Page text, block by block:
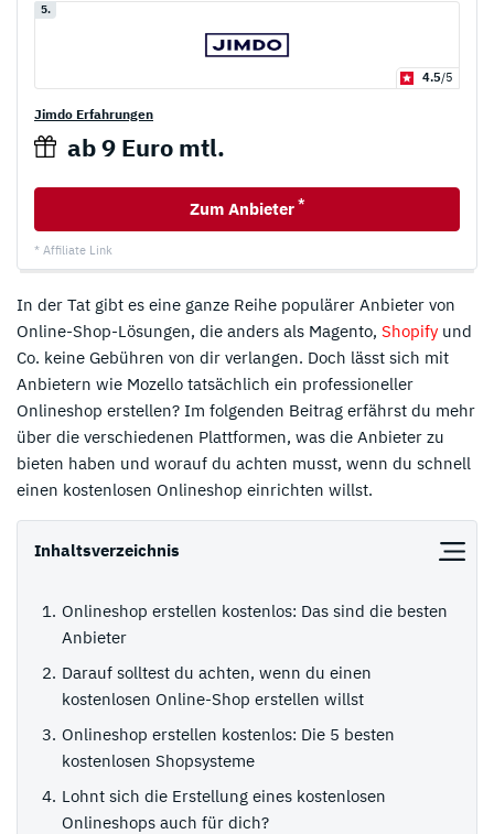
5.
4.5/5
Jimdo Erfahrungen
ab 9 Euro mtl.
Zum Anbieter *
* Affiliate Link
In der Tat gibt es eine ganze Reihe populärer Anbieter von
Online-Shop-Lösungen, die anders als Magento, Shopify und
Co. keine Gebühren von dir verlangen. Doch lässt sich mit
Anbietern wie Mozello tatsächlich ein professioneller
Onlineshop erstellen? Im folgenden Beitrag erfährst du mehr
über die verschiedenen Plattformen, was die Anbieter zu
bieten haben und worauf du achten musst, wenn du schnell
einen kostenlosen Onlineshop einrichten willst.
Inhaltsverzeichnis
Onlineshop erstellen kostenlos: Das sind die besten
Anbieter
Darauf solltest du achten, wenn du einen
kostenlosen Online-Shop erstellen willst
Onlineshop erstellen kostenlos: Die 5 besten
kostenlosen Shopsysteme
Lohnt sich die Erstellung eines kostenlosen
Onlineshops auch für dich?